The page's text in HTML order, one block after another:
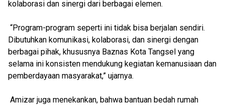
kolaborasi dan sinergi dari berbagai elemen.
“Program-program seperti ini tidak bisa berjalan sendiri.
Dibutuhkan komunikasi, kolaborasi, dan sinergi dengan
berbagai pihak, khususnya Baznas Kota Tangsel yang
selama ini konsisten mendukung kegiatan kemanusiaan dan
pemberdayaan masyarakat,” ujarnya.
Amizar juga menekankan, bahwa bantuan bedah rumah